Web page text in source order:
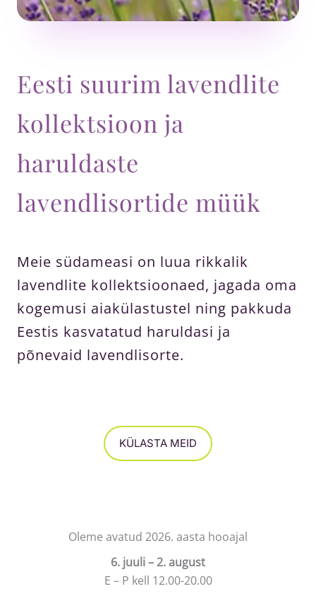
Eesti suurim lavendlite
kollektsioon ja
haruldaste
lavendlisortide müük
Meie südameasi on luua rikkalik
lavendlite kollektsioonaed, jagada oma
kogemusi aiakülastustel ning pakkuda
Eestis kasvatatud haruldasi ja
põnevaid lavendlisorte.
KÜLASTA MEID
Oleme avatud 2026. aasta hooajal
6. juuli – 2. august
E – P kell 12.00-20.00